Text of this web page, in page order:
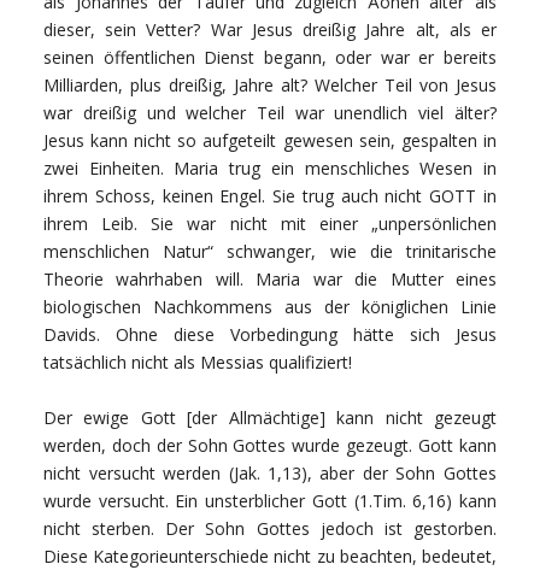
dieser, sein Vetter? War Jesus dreißig Jahre alt, als er
seinen öffentlichen Dienst begann, oder war er bereits
Milliarden, plus dreißig, Jahre alt? Welcher Teil von Jesus
war dreißig und welcher Teil war unendlich viel älter?
Jesus kann nicht so aufgeteilt gewesen sein, gespalten in
zwei Einheiten. Maria trug ein menschliches Wesen in
ihrem Schoss, keinen Engel. Sie trug auch nicht GOTT in
ihrem Leib. Sie war nicht mit einer „unpersönlichen
menschlichen Natur“ schwanger, wie die trinitarische
Theorie wahrhaben will. Maria war die Mutter eines
biologischen Nachkommens aus der königlichen Linie
Davids. Ohne diese Vorbedingung hätte sich Jesus
tatsächlich nicht als Messias qualifiziert!
Der ewige Gott [der Allmächtige] kann nicht gezeugt
werden, doch der Sohn Gottes wurde gezeugt. Gott kann
nicht versucht werden (Jak. 1,13), aber der Sohn Gottes
wurde versucht. Ein unsterblicher Gott (1.Tim. 6,16) kann
nicht sterben. Der Sohn Gottes jedoch ist gestorben.
Diese Kategorieunterschiede nicht zu beachten, bedeutet,